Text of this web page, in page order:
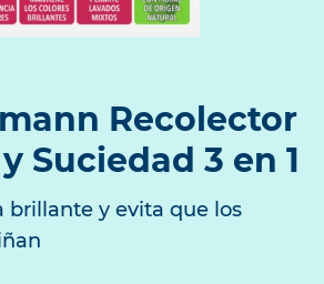
Recolector
Suciedad 3 en 1
brillante y evita que los